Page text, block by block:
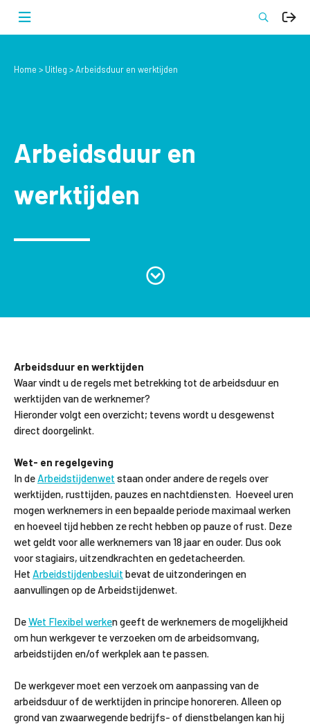
Home Uitleg Arbeidsduur en werktijden
Arbeidsduur en
werktijden
Arbeidsduur en werktijden
Waar vindt u de regels met betrekking tot de arbeidsduur en
werktijden van de werknemer?
Hieronder volgt een overzicht; tevens wordt u desgewenst
direct doorgelinkt.
Wet- en regelgeving
In de Arbeidstijdenwet staan onder andere de regels over
werktijden, rusttijden, pauzes en nachtdiensten. Hoeveel uren
mogen werknemers in een bepaalde periode maximaal werken
en hoeveel tijd hebben ze recht hebben op pauze of rust. Deze
wet geldt voor alle werknemers van 18 jaar en ouder. Dus ook
voor stagiairs, uitzendkrachten en gedetacheerden.
Het Arbeidstijdenbesluit bevat de uitzonderingen en
aanvullingen op de Arbeidstijdenwet.
DeWet Flexibel werken geeft de werknemers de mogelijkheid
om hun werkgever te verzoeken om de arbeidsomvang,
arbeidstijden en/of werkplek aan te passen.
De werkgever moet een verzoek om aanpassing van de
arbeidsduur of de werktijden in principe honoreren. Alleen op
grond van zwaarwegende bedrijfs- of dienstbelangen kan hij